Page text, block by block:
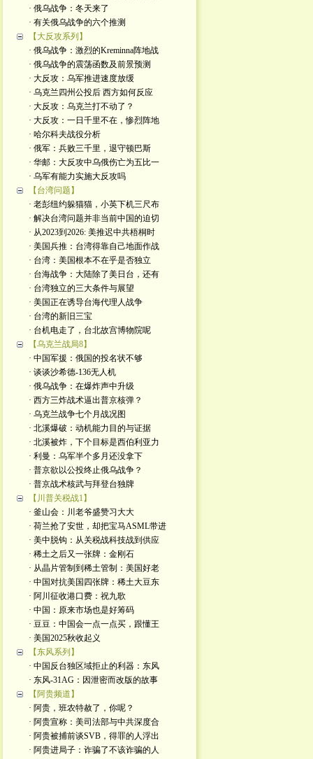
· 俄乌战争：冬天来了
· 有关俄乌战争的六个推测
【大反攻系列】
· 俄乌战争：激烈的Kreminna阵地战
· 俄乌战争的震荡函数及前景预测
· 大反攻：乌军推进速度放缓
· 乌克兰四州公投后 西方如何反应
· 大反攻：乌克兰打不动了？
· 大反攻：一日千里不在，惨烈阵地
· 哈尔科夫战役分析
· 俄军：兵败三千里，退守顿巴斯
· 华邮：大反攻中乌俄伤亡为五比一
· 乌军有能力实施大反攻吗
【台湾问题】
· 老彭纽约躲猫猫，小英下机三尺布
· 解决台湾问题并非当前中国的迫切
· 从2023到2026: 美推迟中共梧桐时
· 美国兵推：台湾得靠自己地面作战
· 台湾：美国根本不在乎是否独立
· 台海战争：大陆除了美日台，还有
· 台湾独立的三大条件与展望
· 美国正在诱导台海代理人战争
· 台湾的新旧三宝
· 台机电走了，台北故宫博物院呢
【乌克兰战局8】
· 中国军援：俄国的投名状不够
· 谈谈沙希德-136无人机
· 俄乌战争：在爆炸声中升级
· 西方三炸战术逼出普京核弹？
· 乌克兰战争七个月战况图
· 北溪爆破：动机能力目的与证据
· 北溪被炸，下个目标是西伯利亚力
· 利曼：乌军半个多月还没拿下
· 普京欲以公投终止俄乌战争？
· 普京战术核武与拜登台独牌
【川普关税战1】
· 釜山会：川老爷盛赞习大大
· 荷兰抢了安世，却把宝马ASML带进
· 美中脱钩：从关税战科技战到供应
· 稀土之后又一张牌：金刚石
· 从晶片管制到稀土管制：美国好老
· 中国对抗美国四张牌：稀土大豆东
· 阿川征收港口费：祝九歌
· 中国：原来市场也是好筹码
· 豆豆：中国会一点一点买，跟懂王
· 美国2025秋收起义
【东风系列】
· 中国反台独区域拒止的利器：东风
· 东风-31AG：因泄密而改版的故事
【阿贵频道】
· 阿贵，班农特赦了，你呢？
· 阿贵宣称：美司法部与中共深度合
· 阿贵被捕前谈SVB，得罪的人浮出
· 阿贵进局子：诈骗了不该诈骗的人